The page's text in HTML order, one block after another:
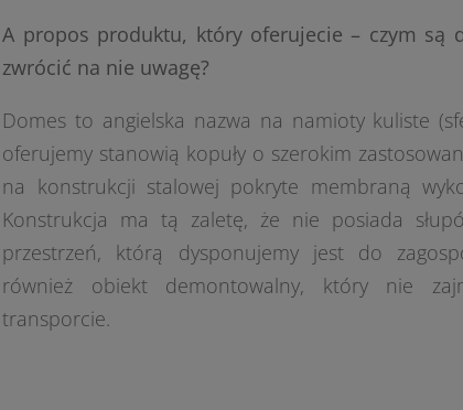
A propos produktu, który oferujecie – czym są
zwrócić na nie uwagę?
Domes to angielska nazwa na namioty kuliste
oferujemy stanowią kopuły o szerokim
na konstrukcji stalowej pokryte membraną
Konstrukcja ma tą zaletę, że nie posiada
przestrzeń, którą dysponujemy jest do
również obiekt demontowalny, który nie
transporcie.